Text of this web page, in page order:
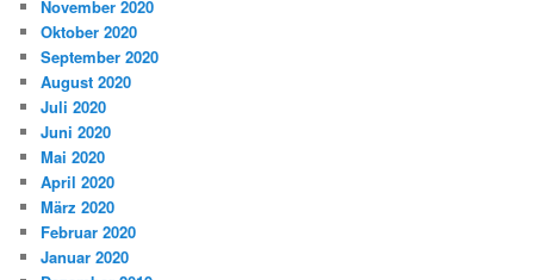
November 2020
Oktober 2020
September 2020
August 2020
Juli 2020
Juni 2020
Mai 2020
April 2020
März 2020
Februar 2020
Januar 2020